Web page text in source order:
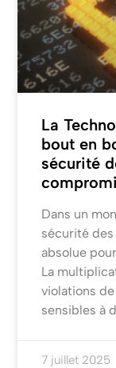
La
bout en
sécurité
Dans un
sécurité
absolue
La
violations
sensibles à
7 juillet 2025